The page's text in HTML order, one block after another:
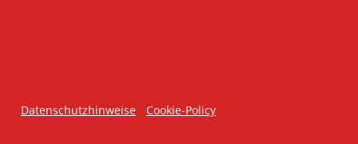
Datenschutzhinweise Cookie-Policy